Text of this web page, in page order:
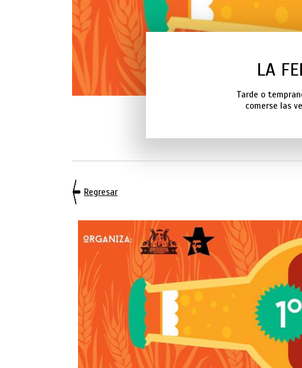
LA
Tarde o
comerse las
Regresar